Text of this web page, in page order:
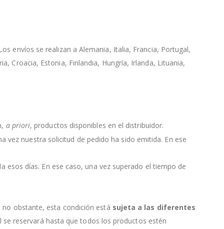
envíos se realizan a Alemania, Italia, Francia, Portugal,
Croacia, Estonia, Finlandia, Hungría, Irlanda, Lituania,
a priori, productos disponibles en el distribuidor.
nuestra solicitud de pedido ha sido emitida. En ese
días. En ese caso, una vez superado el tiempo de
obstante, esta condición está sujeta a las diferentes
reservará hasta que todos los productos estén